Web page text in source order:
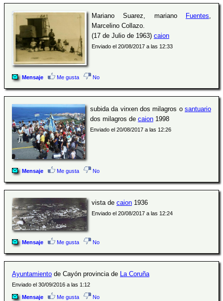
Mariano Suarez, mariano Fuentes,
Marcelino Collazo.
(17 de Julio de 1963) caion
Enviado el 20/08/2017 a las 12:33
Mensaje Me gusta No
subida da virxen dos milagros o santuario
dos milagros de caion1998
Enviado el 20/08/2017 a las 12:26
Mensaje Me gusta No
vista de caion 1936
Enviado el 20/08/2017 a las 12:24
Mensaje Me gusta No
Ayuntamiento de Cayón provincia de La Coruña
Enviado el 30/09/2016 a las 1:12
Mensaje Me gusta No